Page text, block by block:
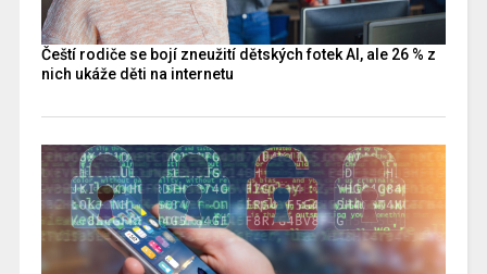
Čeští rodiče se bojí zneužití dětských fotek AI, ale 26 % z
nich ukáže děti na internetu